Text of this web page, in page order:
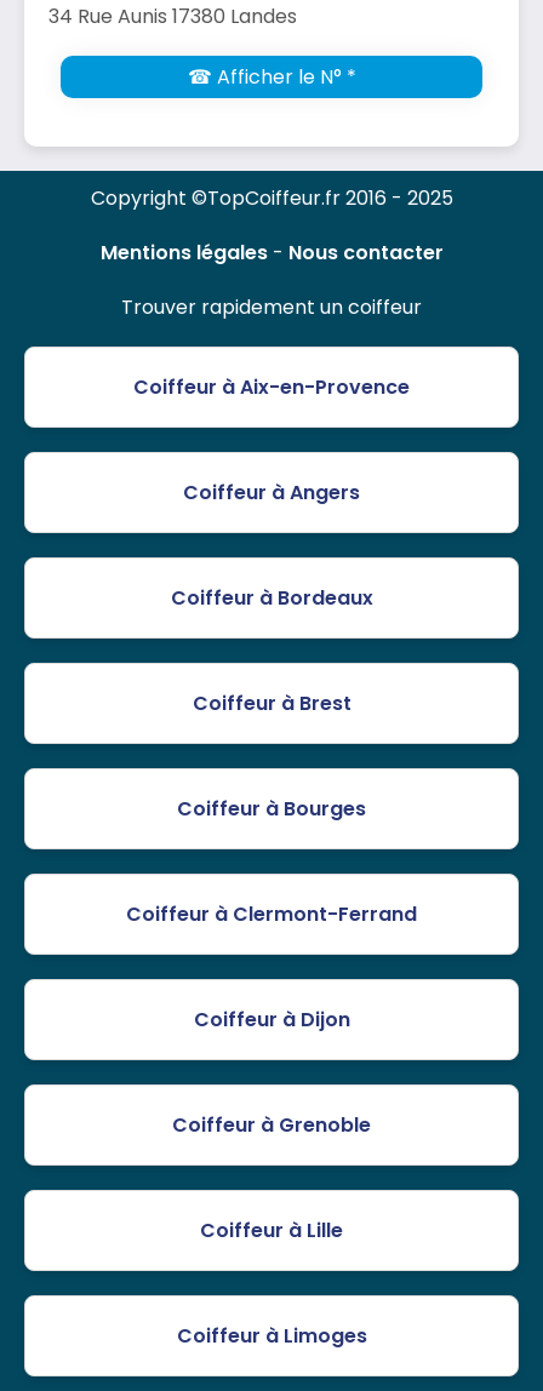
34 Rue Aunis 17380 Landes
☎ Afficher le N° *
Copyright ©TopCoiffeur.fr 2016 - 2025
Mentions légales- Nous contacter
Trouver rapidement un coiffeur
Coiffeur à Aix-en-Provence
Coiffeur à Angers
Coiffeur à Bordeaux
Coiffeur à Brest
Coiffeur à Bourges
Coiffeur à Clermont-Ferrand
Coiffeur à Dijon
Coiffeur à Grenoble
Coiffeur à Lille
Coiffeur à Limoges